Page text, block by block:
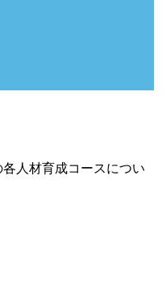
人材育成コースについ